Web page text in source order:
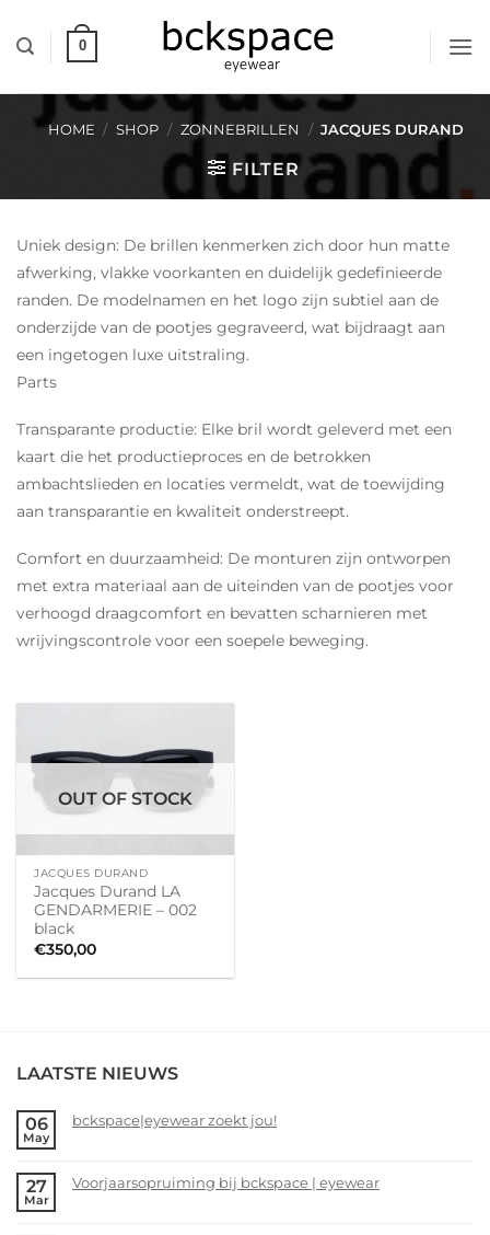
to
content
0
HOME / SHOP / ZONNEBRILLEN / JACQUES DURAND
FILTER
Uniek design: De brillen kenmerken zich door hun matte
afwerking, vlakke voorkanten en duidelijk gedefinieerde
randen. De modelnamen en het logo zijn subtiel aan de
onderzijde van de pootjes gegraveerd, wat bijdraagt aan
een ingetogen luxe uitstraling.
Parts
Transparante productie: Elke bril wordt geleverd met een
kaart die het productieproces en de betrokken
ambachtslieden en locaties vermeldt, wat de toewijding
aan transparantie en kwaliteit onderstreept.
Comfort en duurzaamheid: De monturen zijn ontworpen
met extra materiaal aan de uiteinden van de pootjes voor
verhoogd draagcomfort en bevatten scharnieren met
wrijvingscontrole voor een soepele beweging.
OUT OF STOCK
JACQUES DURAND
Jacques Durand LA
GENDARMERIE – 002
black
€350,00
LAATSTE NIEUWS
06
May
bckspace|eyewear zoekt jou!
on
27
Mar
Voorjaarsopruiming bij bckspace | eyewear